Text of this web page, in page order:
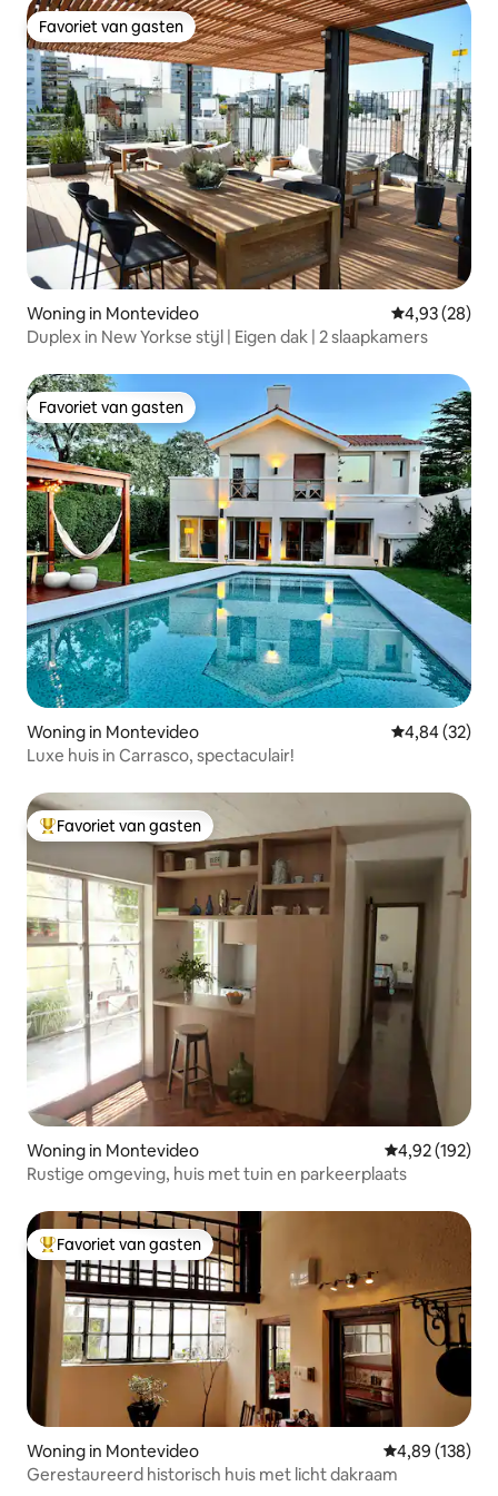
Favoriet van gasten
Favoriet van gasten
Woning in Montevideo Gemiddelde
4,93 (28)
Duplex in New Yorkse stijl | Eigen dak | 2 slaapkamers
Favoriet van gasten
Favoriet van gasten
Woning in Montevideo Gemiddelde
4,84 (32)
Luxe huis in Carrasco, spectaculair!
Topfavoriet van gasten
Favoriet van gasten
Woning in Montevideo Gemiddelde
4,92 (192)
Rustige omgeving, huis met tuin en parkeerplaats
Topfavoriet van gasten
Favoriet van gasten
Woning in Montevideo Gemiddelde
4,89 (138)
Gerestaureerd historisch huis met licht dakraam